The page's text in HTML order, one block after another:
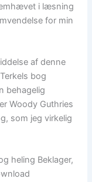
i læsning
for min
af denne
bog
behagelig
Woody Guthries
som jeg virkelig
heling Beklager,